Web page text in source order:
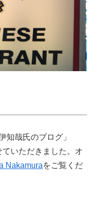
知哉氏のブログ」
いただきました。オ
Nakamuraをご覧くだ